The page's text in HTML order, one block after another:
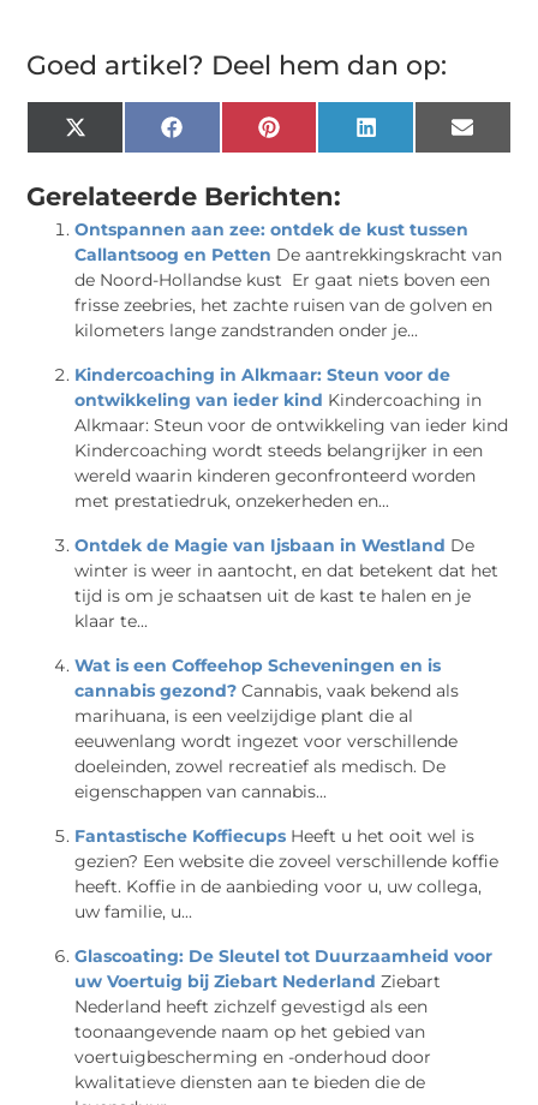
Goed artikel? Deel hem dan op:
X
(Twitter)
FacebookPinterestLinkedInEmail
Gerelateerde Berichten:
Ontspannen aan zee: ontdek de kust tussen
Callantsoog en Petten De aantrekkingskracht van
de Noord-Hollandse kust Er gaat niets boven een
frisse zeebries, het zachte ruisen van de golven en
kilometers lange zandstranden onder je...
Kindercoaching in Alkmaar: Steun voor de
ontwikkeling van ieder kind Kindercoaching in
Alkmaar: Steun voor de ontwikkeling van ieder kind
Kindercoaching wordt steeds belangrijker in een
wereld waarin kinderen geconfronteerd worden
met prestatiedruk, onzekerheden en...
Ontdek de Magie van Ijsbaan in Westland De
winter is weer in aantocht, en dat betekent dat het
tijd is om je schaatsen uit de kast te halen en je
klaar te...
Wat is een Coffeehop Scheveningen en is
cannabis gezond? Cannabis, vaak bekend als
marihuana, is een veelzijdige plant die al
eeuwenlang wordt ingezet voor verschillende
doeleinden, zowel recreatief als medisch. De
eigenschappen van cannabis...
Fantastische Koffiecups Heeft u het ooit wel is
gezien? Een website die zoveel verschillende koffie
heeft. Koffie in de aanbieding voor u, uw collega,
uw familie, u...
Glascoating: De Sleutel tot Duurzaamheid voor
uw Voertuig bij Ziebart Nederland Ziebart
Nederland heeft zichzelf gevestigd als een
toonaangevende naam op het gebied van
voertuigbescherming en -onderhoud door
kwalitatieve diensten aan te bieden die de